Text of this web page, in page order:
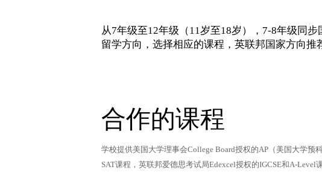
从7年级至12年级（11岁至18岁），7-8年级同
留学方向，选择相应的课程，英联邦国家方向推
合作的课程
学校提供美国大学理事会College Board授权的AP（美国大学预科
SAT课程，英联邦爱德思考试局Edexcel授权的IGCSE和A-Level